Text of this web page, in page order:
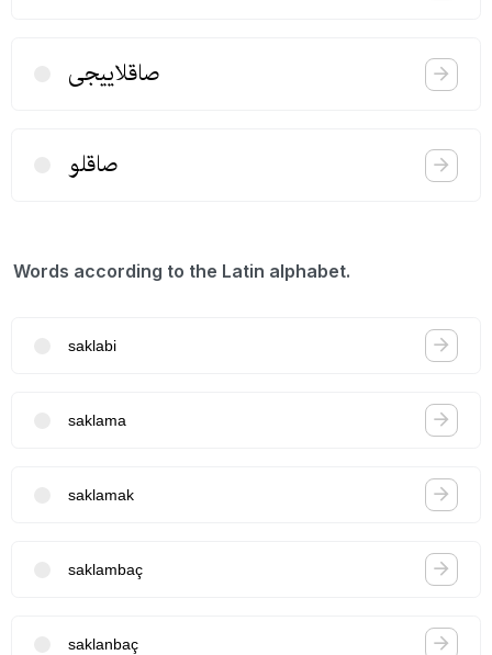
صاقلاییجی
صاقلو
Words according to the Latin alphabet.
saklabi
saklama
saklamak
saklambaç
saklanbaç